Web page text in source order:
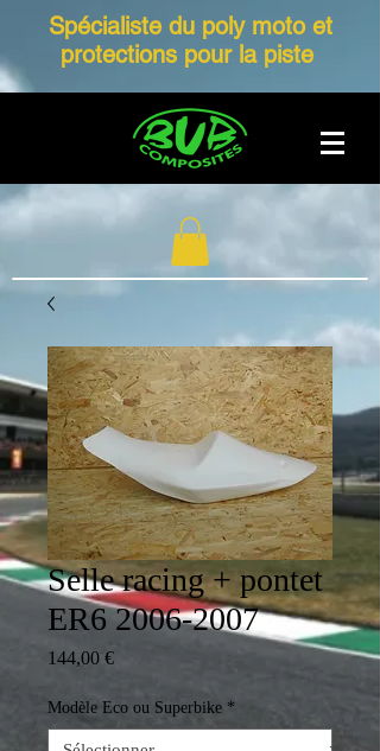
Spécialiste du poly moto et
protections pour la piste
Selle racing + pontet
ER6 2006-2007
144,00 €Prix
Modèle Eco ou Superbike *